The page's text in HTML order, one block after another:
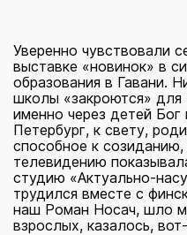
Уверенно чувствовали
выставке «новинок» в
образования в Гавани.
школы «закроются» для
именно через детей
Петербург, к свету,
способное к
телевидению
студию «Актуально-
трудился вместе с
наш Роман Носач, шло
взрослых, казалось,